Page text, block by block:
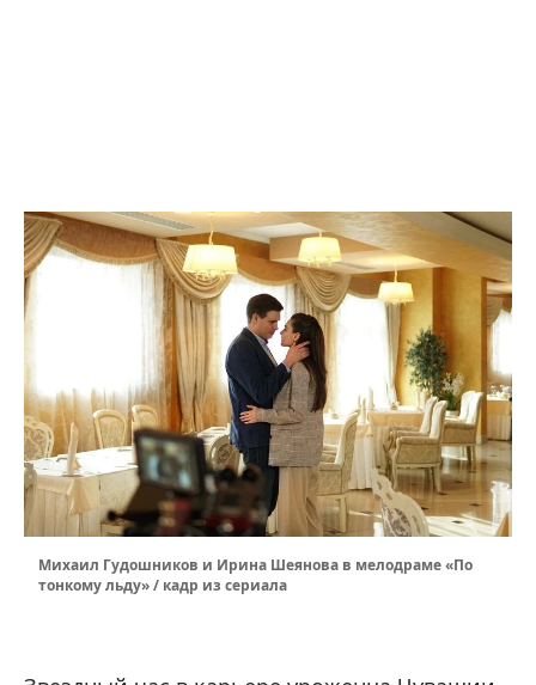
Михаил Гудошников и Ирина Шеянова в мелодраме «По
тонкому льду» / кадр из сериала